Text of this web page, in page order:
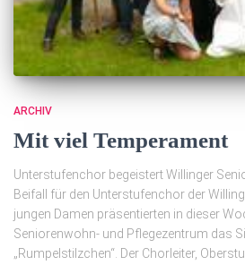
ARCHIV
Mit viel Temperament
Unterstufenchor begeistert Willinger
Beifall für den Unterstufenchor der
jungen Damen präsentierten in dieser
Seniorenwohn- und Pflegezentrum das
„Rumpelstilzchen“. Der Chorleiter,